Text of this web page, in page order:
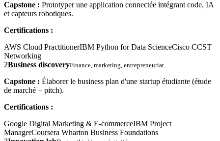
Capstone : Prototyper une application connectée intégrant code, IA
et capteurs robotiques.
Certifications :
AWS Cloud PractitionerIBM Python for Data ScienceCisco CCST
Networking
2Business discoveryFinance, marketing, entrepreneuriat
Capstone : Élaborer le business plan d'une startup étudiante (étude
de marché + pitch).
Certifications :
Google Digital Marketing & E-commerceIBM Project
ManagerCoursera Wharton Business Foundations